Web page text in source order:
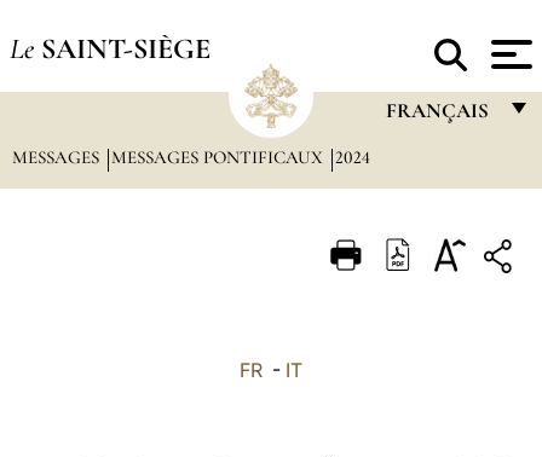
Le SAINT-SIÈGE
FRANÇAIS
ITALIANO
MESSAGES MESSAGES PONTIFICAUX 2024
FR - IT